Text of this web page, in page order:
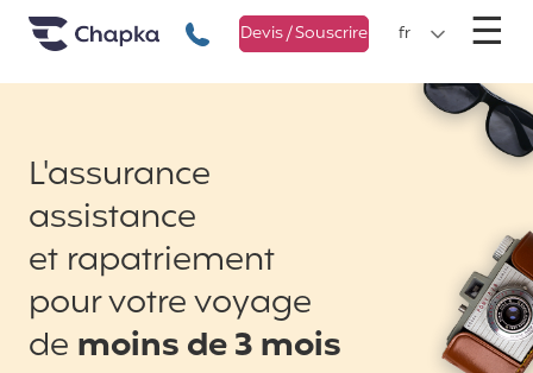
Chapka Assurances Voyages
+33 1 74 85 50 50
Devis / Souscrire fr ☰
L'assurance
assistance
et rapatriement
pour votre voyage
de moins de 3 mois